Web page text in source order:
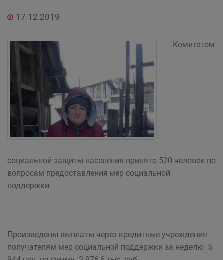
17.12.2019
Комитетом
социальной защиты населения принято 520 человек по
вопросам предоставления мер социальной
поддержки.
Произведены выплаты через кредитные учреждения
получателям мер социальной поддержки за неделю 5